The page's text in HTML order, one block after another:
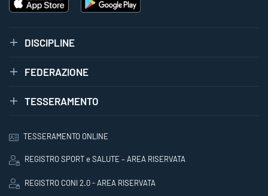
DISCIPLINE
FEDERAZIONE
TESSERAMENTO
TESSERAMENTO ONLINE
REGISTRO SPORT e SALUTE – AREA RISERVATA
REGISTRO CONI 2.0 - AREA RISERVATA